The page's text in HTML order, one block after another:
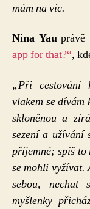
mám na víc.
Nina Yauprávě
app for that?“,
„Při cestování
vlakem se dívám
skloněnou a
sezení a užívání
příjemné; spíš to
se mohli vyžívat.
sebou, nechat
myšlenky